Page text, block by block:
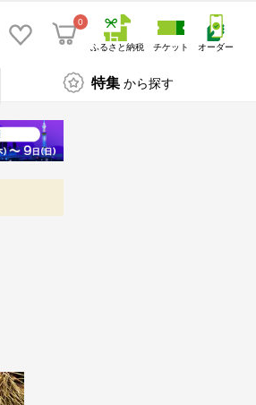
0
ふるさと納税 チケット オーダー
特集 から探す